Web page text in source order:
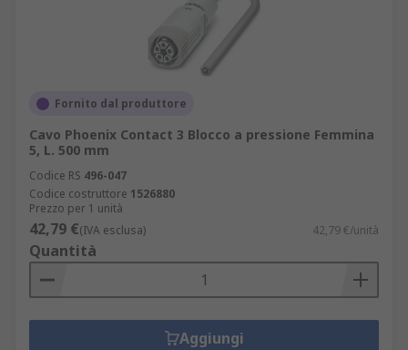
Fornito dal produttore
Cavo Phoenix Contact 3 Blocco a pressione Femmina
5, L. 500 mm
Codice RS 496-047
Codice costruttore 1526880
Prezzo per 1 unità
42,79 €(IVA esclusa) 42,79 €/unità
Quantità
Aggiungi